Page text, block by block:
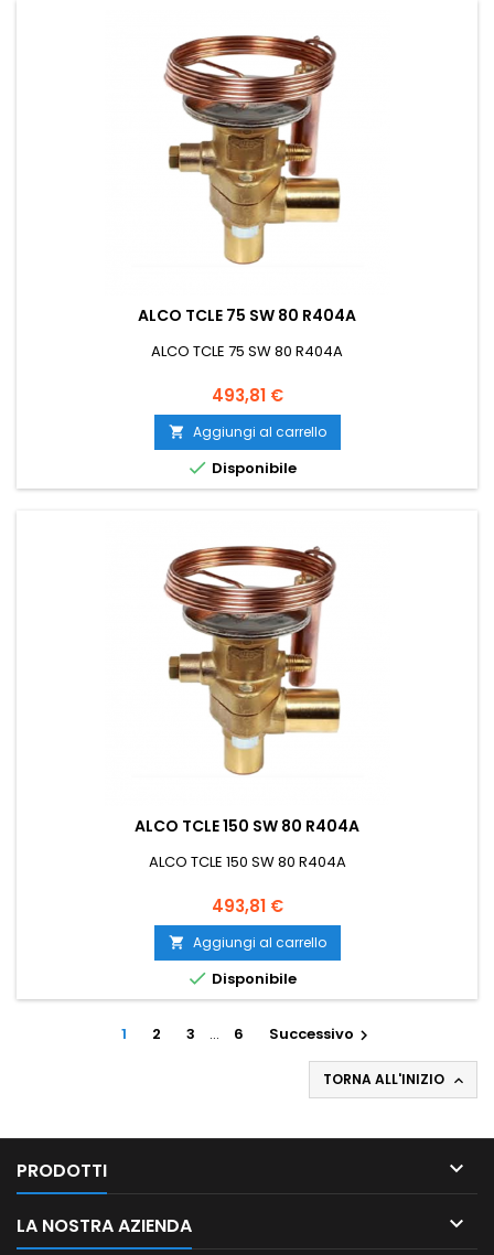
ALCO TCLE 75 SW 80 R404A
ALCO TCLE 75 SW 80 R404A
Prezzo
493,81 €
 Aggiungi al carrello
 Disponibile
ALCO TCLE 150 SW 80 R404A
ALCO TCLE 150 SW 80 R404A
Prezzo
493,81 €
 Aggiungi al carrello
 Disponibile
1 2 3 … 6 Successivo 
TORNA ALL'INIZIO 
PRODOTTI 
LA NOSTRA AZIENDA 